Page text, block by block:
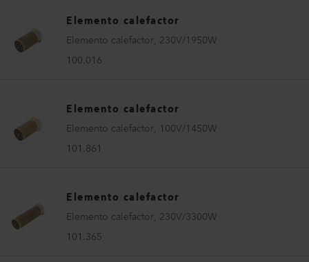
Elemento calefactor
Elemento calefactor, 230V/1950W
100.016
Elemento calefactor
Elemento calefactor, 100V/1450W
101.861
Elemento calefactor
Elemento calefactor, 230V/3300W
101.365